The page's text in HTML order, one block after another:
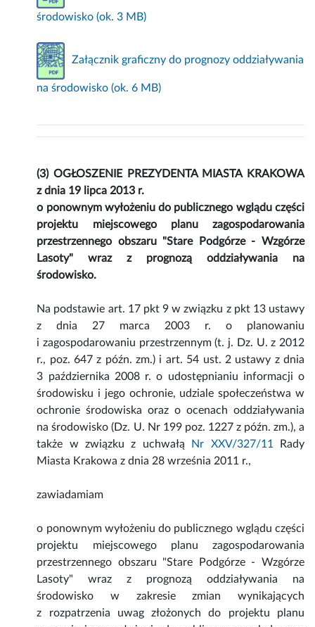
środowisko (ok. 3 MB)
Załącznik graficzny do prognozy oddziaływania
na środowisko (ok. 6 MB)
(3) OGŁOSZENIE PREZYDENTA MIASTA KRAKOWA
z dnia 19 lipca 2013 r.
o ponownym wyłożeniu do publicznego wglądu części
projektu miejscowego planu zagospodarowania
przestrzennego obszaru "Stare Podgórze - Wzgórze
Lasoty" wraz z prognozą oddziaływania na
środowisko.
Na podstawie art. 17 pkt 9 w związku z pkt 13 ustawy
z dnia 27 marca 2003 r. o planowaniu
i zagospodarowaniu przestrzennym (t. j. Dz. U. z 2012
r., poz. 647 z późn. zm.) i art. 54 ust. 2 ustawy z dnia
3 października 2008 r. o udostępnianiu informacji o
środowisku i jego ochronie, udziale społeczeństwa w
ochronie środowiska oraz o ocenach oddziaływania
na środowisko (Dz. U. Nr 199 poz. 1227 z późn. zm.), a
także w związku z uchwałą
Nr XXV/327/11 Rady
Miasta Krakowa z dnia 28 września 2011 r.,
zawiadamiam
o ponownym wyłożeniu do publicznego wglądu części
projektu miejscowego planu zagospodarowania
przestrzennego obszaru "Stare Podgórze - Wzgórze
Lasoty" wraz z prognozą oddziaływania na
środowisko w zakresie zmian wynikających
z rozpatrzenia uwag złożonych do projektu planu